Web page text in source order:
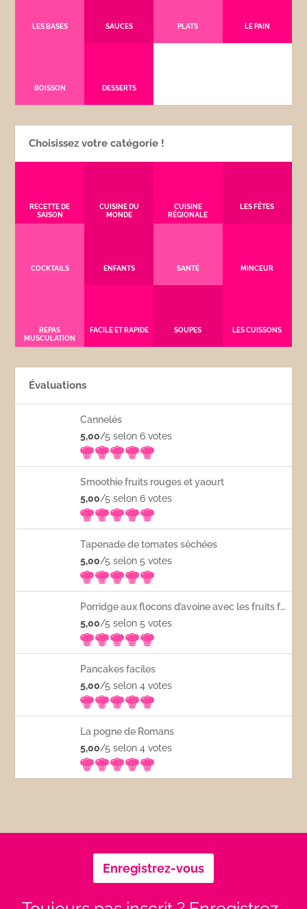
LES BASES SAUCES PLATS LE PAIN
BOISSON DESSERTS
Choisissez votre catégorie !
RECETTE DE
SAISON
CUISINE DU
MONDE
CUISINE
RÉGIONALE
LES FÊTES
COCKTAILS ENFANTS SANTÉ MINCEUR
REPAS
MUSCULATION
FACILE ET RAPIDE SOUPES LES CUISSONS
Évaluations
Cannelés
5,00/5 selon 6votes
Smoothie fruits rouges et yaourt
5,00/5 selon 6votes
Tapenade de tomates séchées
5,00/5 selon 5votes
Porridge aux flocons d’avoine avec les fruits frais
5,00/5 selon 5votes
Pancakes faciles
5,00/5 selon 4votes
La pogne de Romans
5,00/5 selon 4votes
Enregistrez-vous